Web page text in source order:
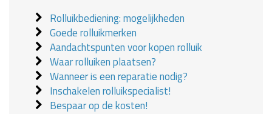
Rolluikbediening: mogelijkheden
Goede rolluikmerken
Aandachtspunten voor kopen rolluik
Waar rolluiken plaatsen?
Wanneer is een reparatie nodig?
Inschakelen rolluikspecialist!
Bespaar op de kosten!